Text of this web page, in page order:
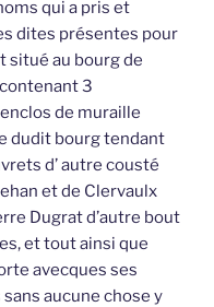
qui a pris et
dites présentes pour
situé au bourg de
3
de muraille
dudit bourg tendant
d’ autre cousté
et de Clervaulx
Dugrat d’autre bout
et tout ainsi que
avecques ses
aucune chose y